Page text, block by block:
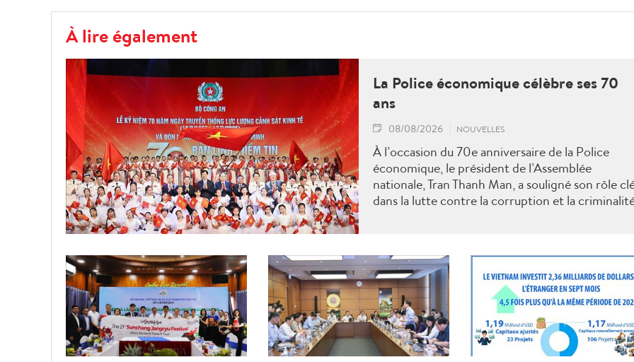
À lire également
La Police économique célèbre ses 70
ans
08/08/2026 NOUVELLES
À l’occasion du 70e anniversaire de la Police
économique, le président de l’Assemblée
nationale, Tran Thanh Man, a souligné son rôle
dans la lutte contre la corruption et la